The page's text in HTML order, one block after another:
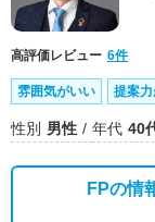
高評価レビュー 6件
雰囲気がいい 提案
性別 男性 年代 40
FPの情